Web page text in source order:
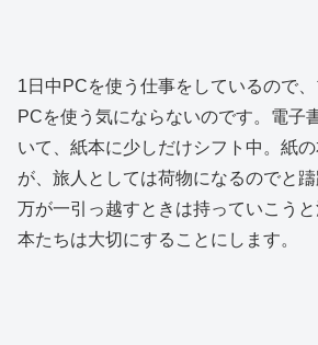
1日中PCを使う仕事をしているので
PCを使う気にならないのです。電子
いて、紙本に少しだけシフト中。紙
が、旅人としては荷物になるのでと躊
万が一引っ越すときは持っていこう
本たちは大切にすることにします。